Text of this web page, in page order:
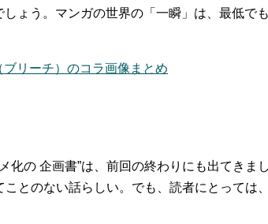
しょう。マンガの世界の「一瞬」は、最低で
リーチ）のコラ画像まとめ
化の 企画書 は、前回の終わりにも出てきま
ことのない話らしい。でも、読者にとっては